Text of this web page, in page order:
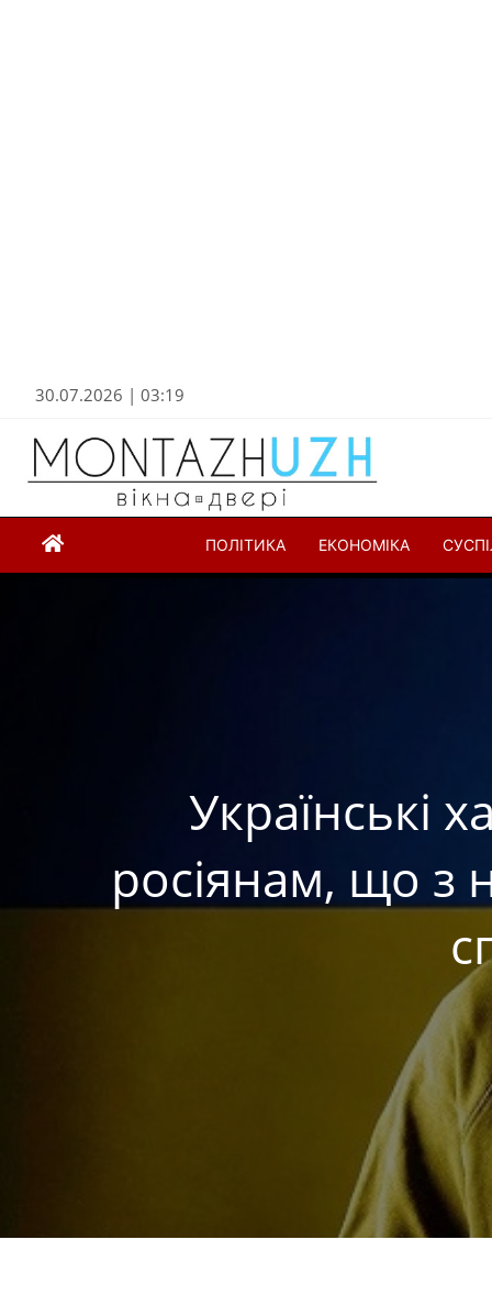
30.07.2026 | 03:19
ПОЛІТИКА ЕКОНОМІКА
Українські
росіянам, що з